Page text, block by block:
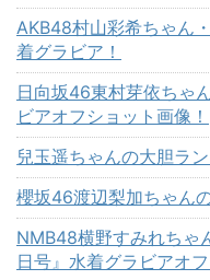
AKB48村山彩希ちゃん
着グラビア！
日向坂46東村芽依ちゃ
ビアオフショット画像！
兒玉遥ちゃんの大胆ラ
櫻坂46渡辺梨加ちゃん
NMB48横野すみれちゃ
日号』水着グラビアオ